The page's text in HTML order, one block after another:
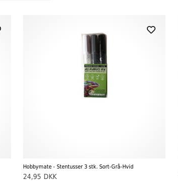
Hobbymate - Stentusser 3 stk. Sort-Grå-Hvid
24,95 DKK